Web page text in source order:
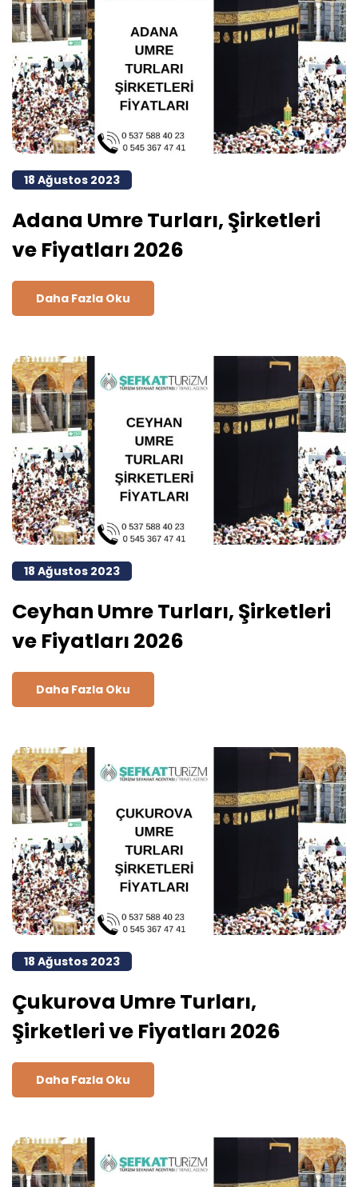
18 Ağustos 2023
Adana Umre Turları, Şirketleri
ve Fiyatları 2026
Daha Fazla Oku
18 Ağustos 2023
Ceyhan Umre Turları, Şirketleri
ve Fiyatları 2026
Daha Fazla Oku
18 Ağustos 2023
Çukurova Umre Turları,
Şirketleri ve Fiyatları 2026
Daha Fazla Oku